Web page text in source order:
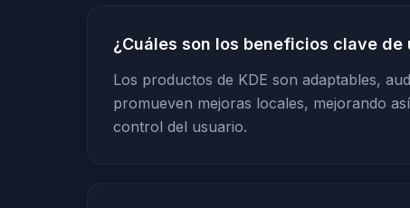
¿Cuáles son los beneficios clave de
Los productos de KDE son adaptables,
promueven mejoras locales, mejorando
control del usuario.